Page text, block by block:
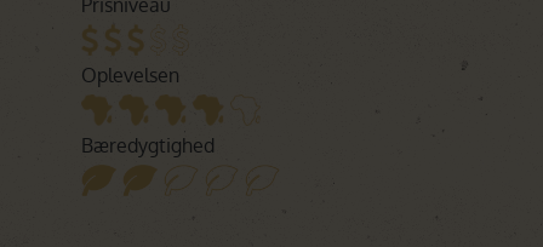
Prisniveau
Oplevelsen
Bæredygtighed